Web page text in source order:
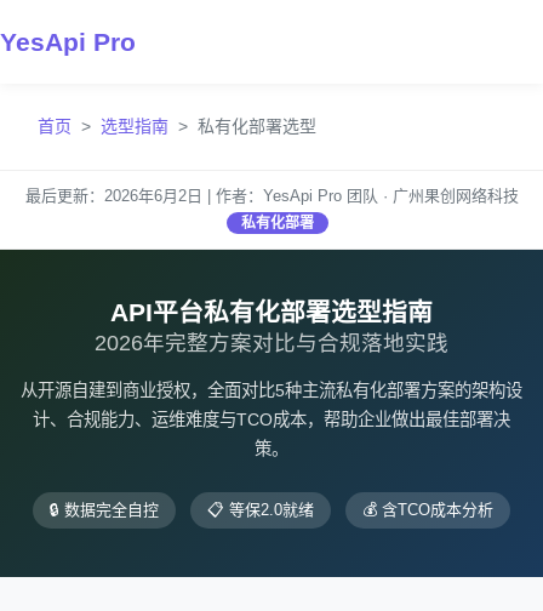
YesApi Pro
首页 选型指南 私有化部署选型
最后更新：2026年6月2日 | 作者：YesApi Pro 团队 · 广州果创网络科技
私有化部署
API平台私有化部署选型指南
2026年完整方案对比与合规落地实践
从开源自建到商业授权，全面对比5种主流私有化部署方案的架构设
计、合规能力、运维难度与TCO成本，帮助企业做出最佳部署决
策。
🔒 数据完全自控 📋 等保2.0就绪 💰 含TCO成本分析